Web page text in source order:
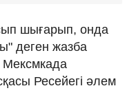
шығарып, онда
деген жазба
Мексмкада
Ресейегі әлем